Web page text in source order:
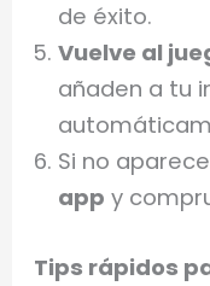
de éxito.
Vuelve al
añaden a tu
Si no
app y
Tips rápidos